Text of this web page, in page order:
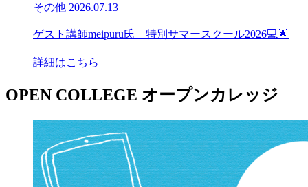
その他 2026.07.13
ゲスト講師meipuru氏 特別サマースクール2026💻🌟
詳細はこちら
OPEN COLLEGE オープンカレッジ